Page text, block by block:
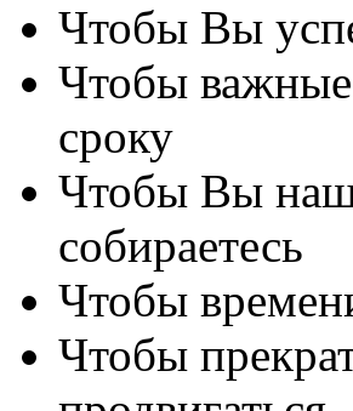
Чтобы Вы
Чтобы важные
сроку
Чтобы Вы
собираетесь
Чтобы
Чтобы